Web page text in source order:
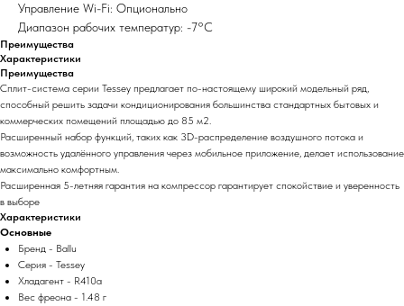
Управление Wi-Fi: Опционально
Диапазон рабочих температур: -7°С
Преимущества
Характеристики
Преимущества
Сплит-система серии Tessey предлагает по-настоящему широкий модельный ряд,
способный решить задачи кондиционирования большинства стандартных бытовых и
коммерческих помещений площадью до 85 м2.
Расширенный набор функций, таких как 3D-распределение воздушного потока и
возможность удалённого управления через мобильное приложение, делает использование
максимально комфортным.
Расширенная 5-летняя гарантия на компрессор гарантирует спокойствие и уверенность
в выборе
Характеристики
Основные
Бренд - Ballu
Серия - Tessey
Хладагент - R410a
Вес фреона - 1.48 г